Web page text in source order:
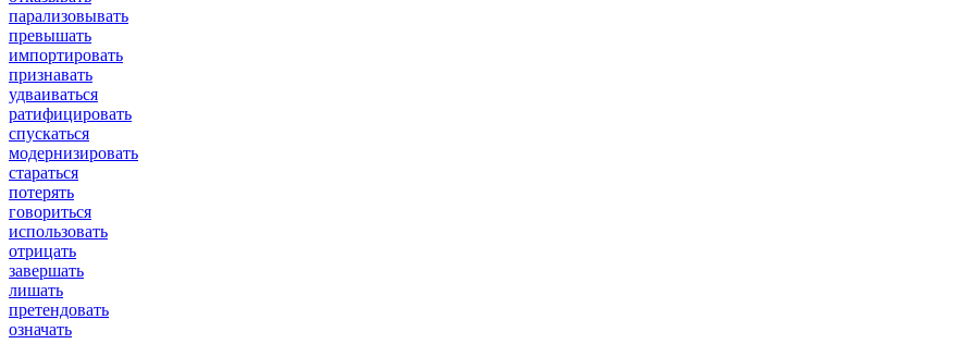
парализовывать
превышать
импортировать
признавать
удваиваться
ратифицировать
спускаться
модернизировать
стараться
потерять
говориться
использовать
отрицать
завершать
лишать
претендовать
означать